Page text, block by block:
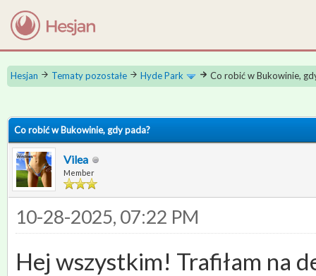
Hesjan Tematy pozostałe Hyde Park Co robić w Bukowinie,
Co robić w Bukowinie, gdy pada?
Vilea
Member
10-28-2025, 07:22 PM
Hej wszystkim! Trafiłam na